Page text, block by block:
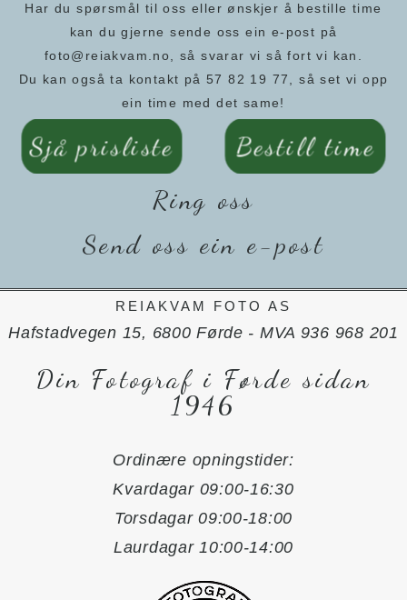
Har du spørsmål til oss eller ønskjer å bestille time
kan du gjerne sende oss ein e-post på
foto@reiakvam.no, så svarar vi så fort vi kan.
Du kan også ta kontakt på 57 82 19 77, så set vi opp
ein time med det same!
Sjå prisliste Bestill time
Ring oss
Send oss ein e-post
REIAKVAM FOTO AS
Hafstadvegen 15, 6800 Førde - MVA 936 968 201
Din Fotograf i Førde sidan
1946
Ordinære opningstider:
Kvardagar 09:00-16:30
Torsdagar 09:00-18:00
Laurdagar 10:00-14:00